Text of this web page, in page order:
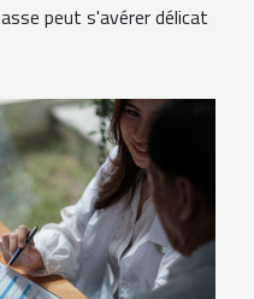
peut s'avérer délicat